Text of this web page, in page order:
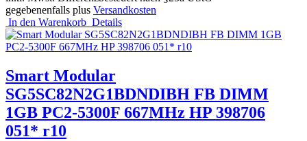
gegebenenfalls plus Versandkosten
In den Warenkorb Details
Smart Modular
SG5SC82N2G1BDNDIBH FB DIMM
1GB PC2-5300F 667MHz HP 398706
051* r10